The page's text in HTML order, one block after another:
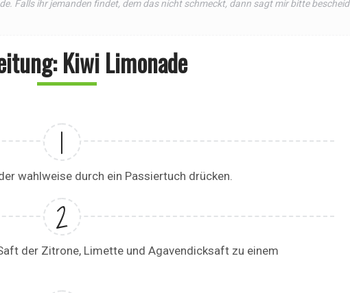
Falls ihr jemanden findet, dem das nicht schmeckt, dann sagt mir bitte bescheid
Kiwi Limonade
wahlweise durch ein Passiertuch drücken.
der Zitrone, Limette und Agavendicksaft zu einem